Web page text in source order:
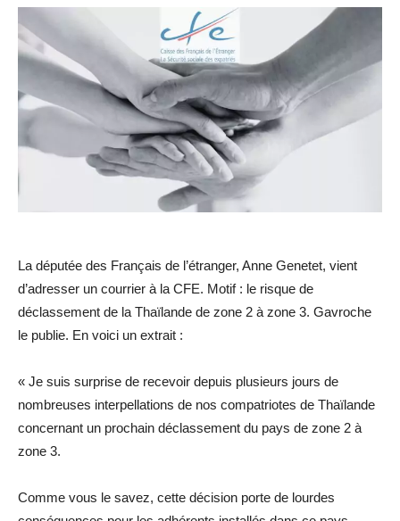
La députée des Français de l’étranger, Anne Genetet, vient
d’adresser un courrier à la CFE. Motif : le risque de
déclassement de la Thaïlande de zone 2 à zone 3. Gavroche
le publie. En voici un extrait :
« Je suis surprise de recevoir depuis plusieurs jours de
nombreuses interpellations de nos compatriotes de Thaïlande
concernant un prochain déclassement du pays de zone 2 à
zone 3.
Comme vous le savez, cette décision porte de lourdes